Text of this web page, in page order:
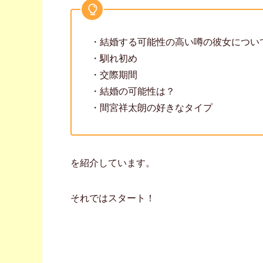
・結婚する可能性の高い噂の彼女につい
・馴れ初め
・交際期間
・結婚の可能性は？
・間宮祥太朗の好きなタイプ
を紹介しています。
それではスタート！